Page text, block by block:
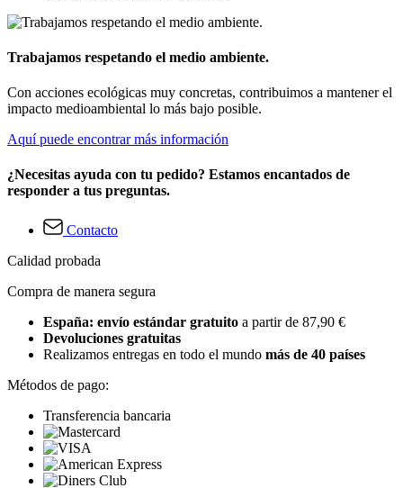
Trabajamos respetando el medio ambiente.
Con acciones ecológicas muy concretas, contribuimos a mantener el
impacto medioambiental lo más bajo posible.
Aquí puede encontrar más información
¿Necesitas ayuda con tu pedido? Estamos encantados de
responder a tus preguntas.
Contacto
Calidad probada
Compra de manera segura
España: envío estándar gratuito a partir de 87,90 €
Devoluciones gratuitas
Realizamos entregas en todo el mundo más de 40 países
Métodos de pago:
Transferencia bancaria